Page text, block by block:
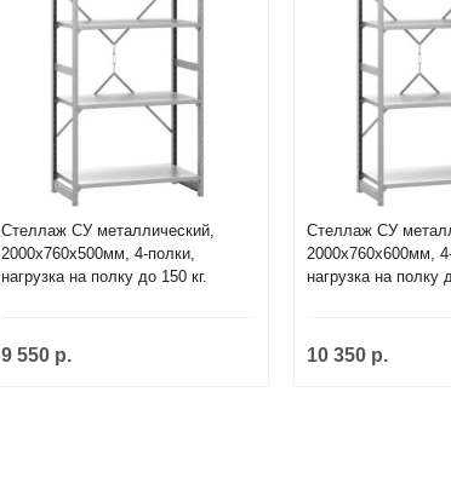
Стеллаж СУ металлический,
2000х760х500мм, 4-полки,
нагрузка на полку до 150 кг.
9 550 р.
Стеллаж СУ
2000х760х600мм,
нагрузка на полку
10 350 р.